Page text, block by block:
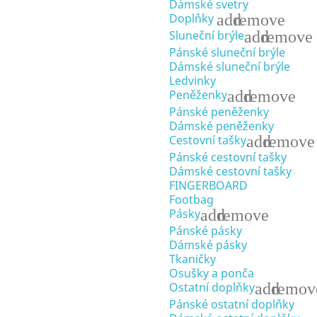
Dámské svetry
Doplňky addremove
Sluneční brýleaddremove
Pánské sluneční brýle
Dámské sluneční brýle
Ledvinky
Peněženkyaddremove
Pánské peněženky
Dámské peněženky
Cestovní taškyaddremove
Pánské cestovní tašky
Dámské cestovní tašky
FINGERBOARD
Footbag
Páskyaddremove
Pánské pásky
Dámské pásky
Tkaničky
Osušky a ponča
Ostatní doplňkyadd
Pánské ostatní doplňky